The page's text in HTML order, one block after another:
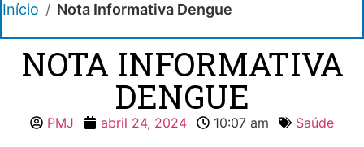
Início / Nota Informativa Dengue
NOTA INFORMATIVA
DENGUE
PMJ abril 24, 2024 10:07 am Saúde